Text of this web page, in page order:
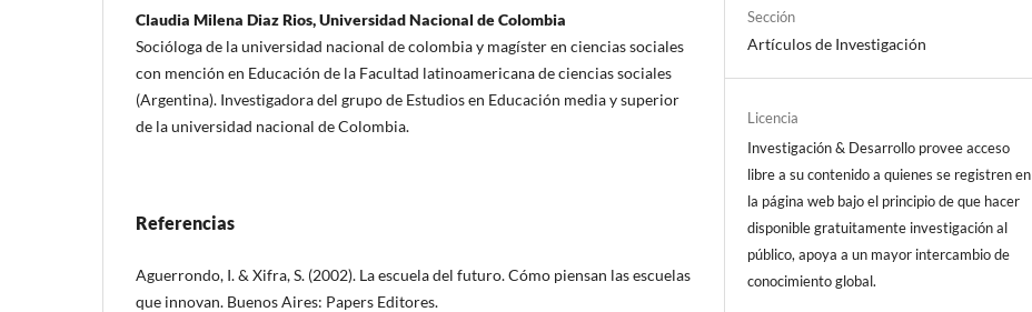
Claudia Milena Diaz Rios, Universidad Nacional de Colombia
Socióloga de la universidad nacional de colombia y magíster en ciencias sociales
con mención en Educación de la Facultad latinoamericana de ciencias sociales
(Argentina). Investigadora del grupo de Estudios en Educación media y superior
de la universidad nacional de Colombia.
Referencias
Aguerrondo, I. & Xifra, S. (2002). La escuela del futuro. Cómo piensan las escuelas
que innovan. Buenos Aires: Papers Editores.
Sección
Artículos de Investigación
Licencia
Investigación & Desarrollo provee acceso
libre a su contenido a quienes se registren en
la página web bajo el principio de que hacer
disponible gratuitamente investigación al
público, apoya a un mayor intercambio de
conocimiento global.